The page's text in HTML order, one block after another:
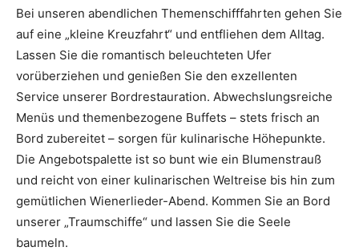
Bei unseren abendlichen Themenschifffahrten gehen Sie
auf eine „kleine Kreuzfahrt“ und entfliehen dem Alltag.
Lassen Sie die romantisch beleuchteten Ufer
vorüberziehen und genießen Sie den exzellenten
Service unserer Bordrestauration. Abwechslungsreiche
Menüs und themenbezogene Buffets – stets frisch an
Bord zubereitet – sorgen für kulinarische Höhepunkte.
Die Angebotspalette ist so bunt wie ein Blumenstrauß
und reicht von einer kulinarischen Weltreise bis hin zum
gemütlichen Wienerlieder-Abend. Kommen Sie an Bord
unserer „Traumschiffe“ und lassen Sie die Seele
baumeln.